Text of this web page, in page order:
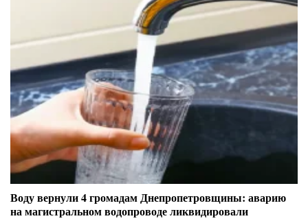
Воду вернули 4 громадам Днепропетровщины: аварию
на магистральном водопроводе ликвидировали